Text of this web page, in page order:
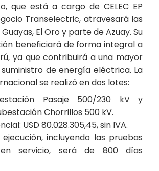
que está a cargo de CELEC EP
Transelectric, atravesará las
El Oro y parte de Azuay. Su
beneficiará de forma integral a
ya que contribuirá a una mayor
de energía eléctrica. La
se realizó en dos lotes:
Pasaje 500/230 kV y
Chorrillos 500 kV.
USD 80.028.305,45, sin IVA.
incluyendo las pruebas
servicio, será de 800 días